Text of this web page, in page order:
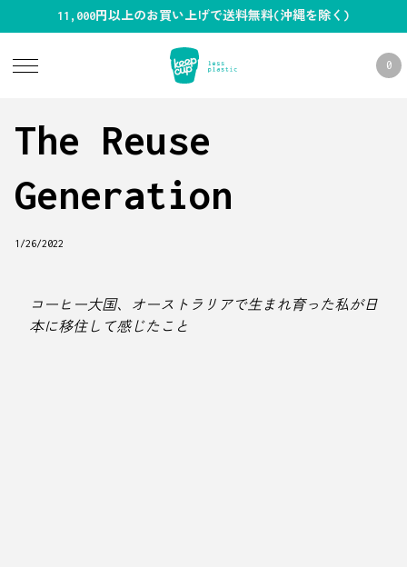
11,000円以上のお買い上げで送料無料(沖縄を除く)
0
The Reuse
Generation
1/26/2022
コーヒー大国、オーストラリアで生まれ育った私が日
本に移住して感じたこと